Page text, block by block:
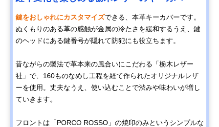
鍵をおしゃれにカスタマイズできる、本革キーカバーです。
ぬくもりのある革の感触が金属の冷たさを緩和するうえ、鍵
のヘッドにある鍵番号が隠れて防犯にも役立ちます。
昔ながらの製法で革本来の風合いにこだわる「栃木レザー
社」で、160ものなめし工程を経て作られたオリジナルレザ
ーを使用。丈夫なうえ、使い込むことで渋みや味わいが増し
ていきます。
フロントは「PORCO ROSSO」の焼印のみというシンプルな